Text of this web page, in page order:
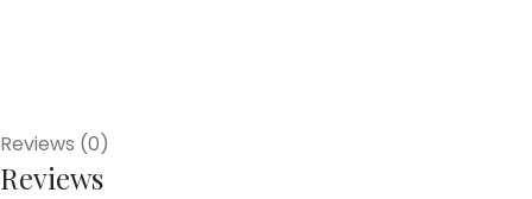
Reviews (0)
Reviews